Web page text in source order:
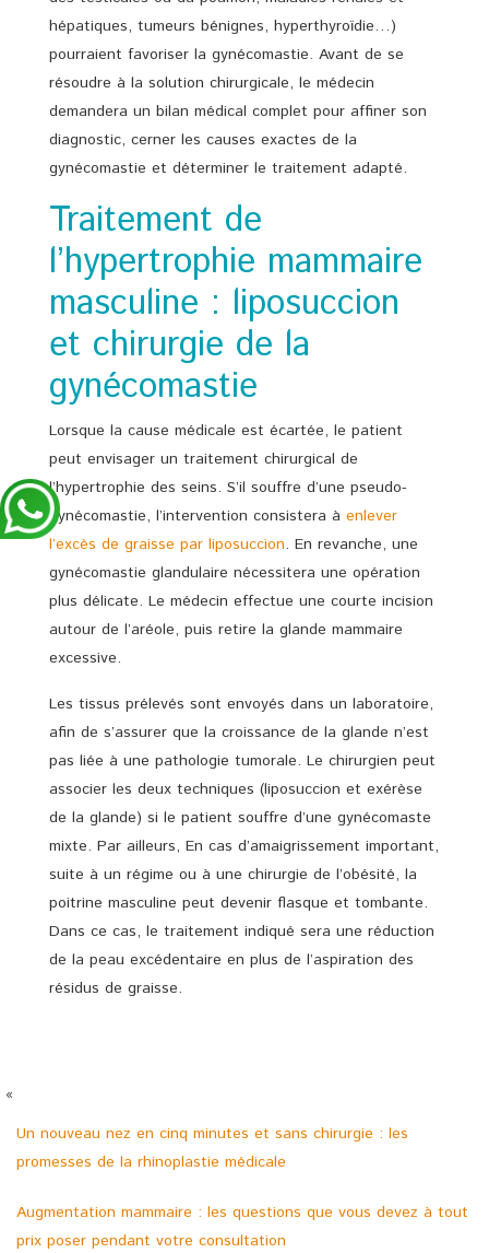
hépatiques, tumeurs bénignes, hyperthyroïdie…)
pourraient favoriser la gynécomastie. Avant de se
résoudre à la solution chirurgicale, le médecin
demandera un bilan médical complet pour affiner son
diagnostic, cerner les causes exactes de la
gynécomastie et déterminer le traitement adapté.
Traitement de
l’hypertrophie mammaire
masculine : liposuccion
et chirurgie de la
gynécomastie
Lorsque la cause médicale est écartée, le patient
peut envisager un traitement chirurgical de
l’hypertrophie des seins. S’il souffre d’une pseudo-
gynécomastie, l’intervention consistera à enlever
l’excès de graisse par liposuccion. En revanche, une
gynécomastie glandulaire nécessitera une opération
plus délicate. Le médecin effectue une courte incision
autour de l’aréole, puis retire la glande mammaire
excessive.
Les tissus prélevés sont envoyés dans un laboratoire,
afin de s’assurer que la croissance de la glande n’est
pas liée à une pathologie tumorale. Le chirurgien peut
associer les deux techniques (liposuccion et exérèse
de la glande) si le patient souffre d’une gynécomaste
mixte. Par ailleurs, En cas d’amaigrissement important,
suite à un régime ou à une chirurgie de l’obésité, la
poitrine masculine peut devenir flasque et tombante.
Dans ce cas, le traitement indiqué sera une réduction
de la peau excédentaire en plus de l’aspiration des
résidus de graisse.
«
Un nouveau nez en cinq minutes et sans chirurgie : les
promesses de la rhinoplastie médicale
Augmentation mammaire : les questions que vous devez à tout
prix poser pendant votre consultation